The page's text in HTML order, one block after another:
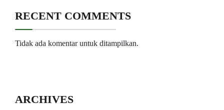
RECENT COMMENTS
Tidak ada komentar untuk ditampilkan.
ARCHIVES